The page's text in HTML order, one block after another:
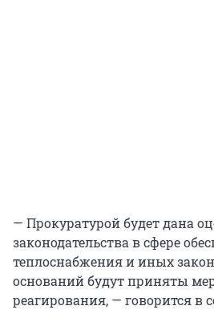
— Прокуратурой будет дана
законодательства в сфере
теплоснабжения и иных
оснований будут приняты
реагирования, — говорится в